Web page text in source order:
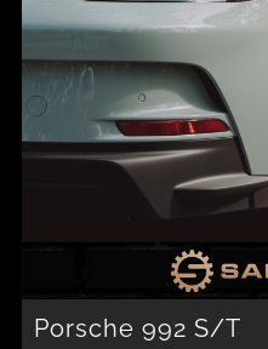
Porsche 992 S/T